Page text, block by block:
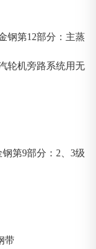
钢第12部分：主蒸
轮机旁路系统用无
第9部分：2、3级
带